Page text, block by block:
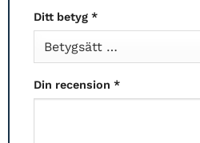
Ditt betyg *
Din recension *